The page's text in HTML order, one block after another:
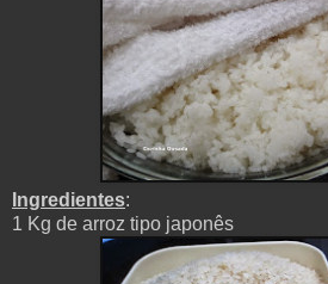
Ingredientes:
1 Kg de arroz tipo japonês